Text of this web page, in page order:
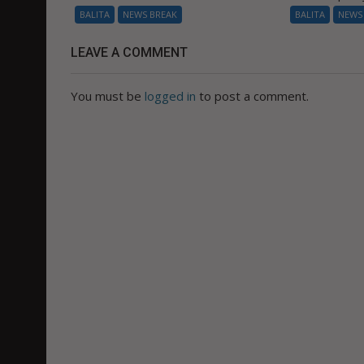
BALITA NEWS BREAK BALITA
LEAVE A COMMENT
You must be logged in to post a comment.